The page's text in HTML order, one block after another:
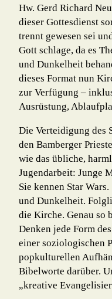
Hw. Gerd Richard
dieser Gottesdienst
trennt gewesen sei
Gott schlage, da es
und Dunkelheit
dieses Format nun
zur Verfügung –
Ausrüstung,
Die Verteidigung des
den Bamberger
wie das übliche,
Jugendarbeit: Junge
Sie kennen Star
und Dun­kelheit.
die Kirche. Genau so
Denken jede Form
einer soziologischen
popkulturellen
Bibelworte darüber.
„kreative